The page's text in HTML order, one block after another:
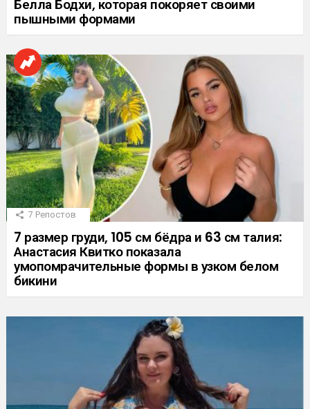
Белла Бодхи, которая покоряет своими
пышными формами
7 Репостов
7 размер груди, 105 см бёдра и 63 см талия:
Анастасия Квитко показала
умопомрачительные формы в узком белом
бикини